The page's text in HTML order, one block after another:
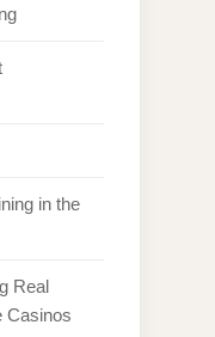
in the
Real
Casinos